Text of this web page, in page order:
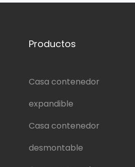
Productos
Casa contenedor
expandible
Casa contenedor
desmontable